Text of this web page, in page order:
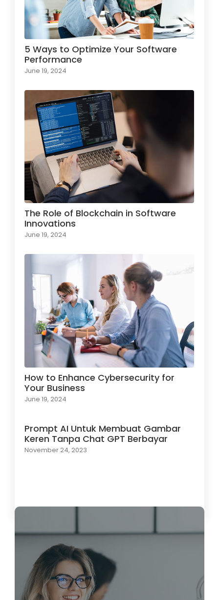
5 Ways to Optimize Your Software
Performance
June 19, 2024
The Role of Blockchain in Software
Innovations
June 19, 2024
How to Enhance Cybersecurity for
Your Business
June 19, 2024
Prompt AI Untuk Membuat Gambar
Keren Tanpa Chat GPT Berbayar
November 24, 2023